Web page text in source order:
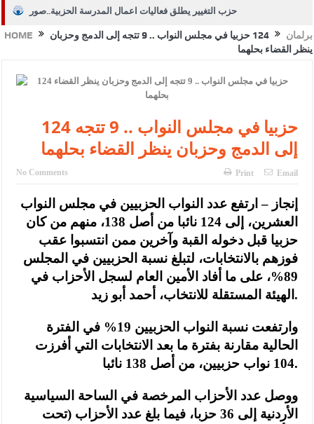
حزب التغيير يطلق فعاليات اعمال المدرسة الحزبية..صور
الجيش يفتح باب التجنيد لحملة البكالوريوس في الحقوق والقانون
الإسلامية والمسيحية
الأمن يتلف 16 مليون حبة كبتاجون و1480 كغم مواد مخدرة
النواب يقر مشروع تعديل قانون الملكية العقارية
القاضي يلتقي رؤساء تحرير الصحف اليومية ويؤكد حرص مجلس النواب
على شراكة فاعلة مع الإعلام
دعوة المكلفين بخدمة العلم (الدفعة الثالثة) إلى مراجعة منصة خدمة
العلم
الملك يلتقي مجموعة من رفاق السلاح
الملك يتلقى اتصالا هاتفيا من العاهل البحريني
القاضي محمود أحمد فريحات.. مبارك ومزيدا من التوفيق
HOME برلمان
124 حزبيا في مجلس النواب .. 9 تتجه إلى الدمج وحزبان
ينظر القضاء بحلهما
124 حزبيا في مجلس النواب .. 9 تتجه
إلى الدمج وحزبان ينظر القضاء بحلهما
No Comments Print Email
العشرين، إلى 124 نائبا من أصل 138، منهم من كان
حزبيا قبل دخوله القبة وآخرين ممن انتسبوا عقب
فوزهم بالانتخابات، لتبلغ نسبة الحزبيين في المجلس
89%، على ما أفاد الأمين العام لسجل الأحزاب في
الهيئة المستقلة للانتخاب، أحمد أبو زيد.
وارتفعت نسبة النواب الحزبيين 19% في الفترة
الحالية مقارنة بفترة ما بعد الانتخابات التي أفرزت
104 نواب حزبيين، من أصل 138 نائبا.
ووصل عدد الأحزاب المرخصة في الساحة السياسية
الأردنية إلى 36 حزبا، فيما بلغ عدد الأحزاب (تحت